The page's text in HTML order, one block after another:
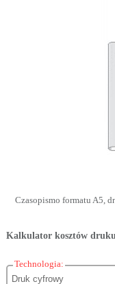
Czasopismo formatu A5,
Kalkulator kosztów
Technologia: